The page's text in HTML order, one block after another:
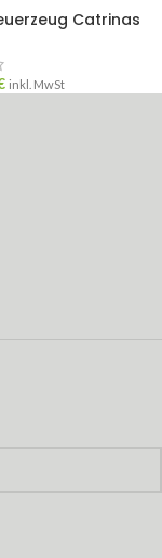
Catrinas
inkl. MwSt